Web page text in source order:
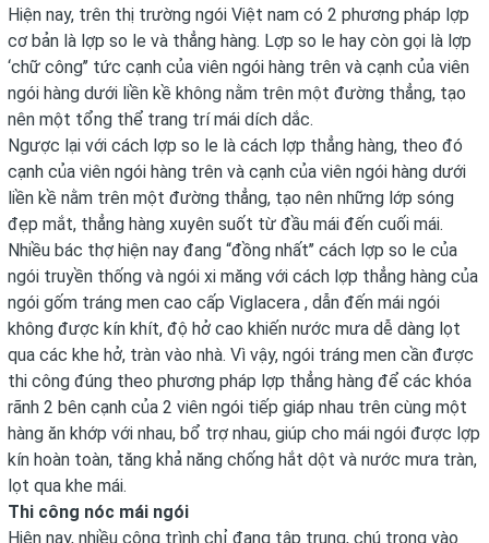
Hiện nay, trên thị trường ngói Việt nam có 2 phương pháp lợp
cơ bản là lợp so le và thẳng hàng. Lợp so le hay còn gọi là lợp
‘chữ công’’ tức cạnh của viên ngói hàng trên và cạnh của viên
ngói hàng dưới liền kề không nằm trên một đường thẳng, tạo
nên một tổng thể trang trí mái dích dắc.
Ngược lại với cách lợp so le là cách lợp thẳng hàng, theo đó
cạnh của viên ngói hàng trên và cạnh của viên ngói hàng dưới
liền kề nằm trên một đường thẳng, tạo nên những lớp sóng
đẹp mắt, thẳng hàng xuyên suốt từ đầu mái đến cuối mái.
Nhiều bác thợ hiện nay đang “đồng nhất’’ cách lợp so le của
ngói truyền thống và ngói xi măng với cách lợp thẳng hàng của
ngói gốm tráng men cao cấp Viglacera , dẫn đến mái ngói
không được kín khít, độ hở cao khiến nước mưa dễ dàng lọt
qua các khe hở, tràn vào nhà. Vì vậy, ngói tráng men cần được
thi công đúng theo phương pháp lợp thẳng hàng để các khóa
rãnh 2 bên cạnh của 2 viên ngói tiếp giáp nhau trên cùng một
hàng ăn khớp với nhau, bổ trợ nhau, giúp cho mái ngói được lợp
kín hoàn toàn, tăng khả năng chống hắt dột và nước mưa tràn,
lọt qua khe mái.
Thi công nóc mái ngói
Hiện nay, nhiều công trình chỉ đang tập trung, chú trọng vào